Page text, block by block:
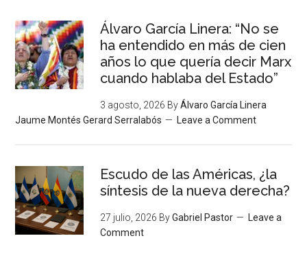
Álvaro García Linera: “No se
ha entendido en más de cien
años lo que quería decir Marx
cuando hablaba del Estado”
3 agosto, 2026 ByÁlvaro García Linera
Jaume Montés Gerard Serralabós
Leave a Comment
Escudo de las Américas, ¿la
síntesis de la nueva derecha?
27 julio, 2026 ByGabriel Pastor
Leave a
Comment